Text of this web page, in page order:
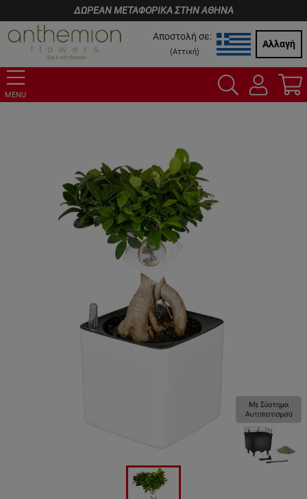
ΔΩΡΕΑΝ ΜΕΤΑΦΟΡΙΚΑ ΣΤΗΝ ΑΘΗΝΑ
Αποστολή σε:
(Αττική)
Αλλαγή
MENU